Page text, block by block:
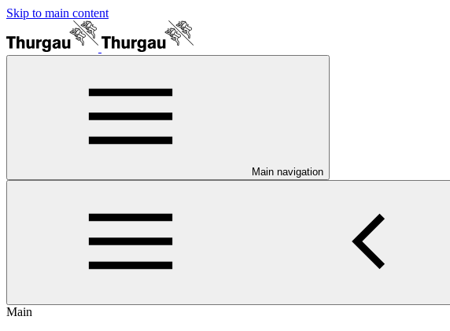
Skip to main content
Main navigation
Main